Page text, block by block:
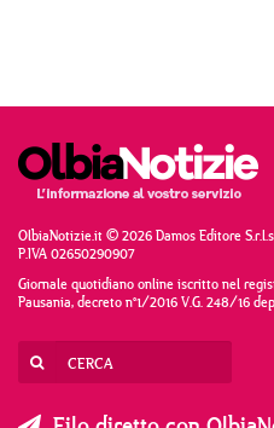
OlbiaNotizie.it © 2026 Damos Editore S.r.l.s
P.IVA 02650290907
Giornale quotidiano online iscritto nel
Pausania, decreto n°1/2016 V.G. 248/16